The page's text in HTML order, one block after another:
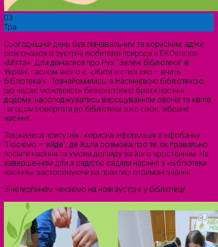
03
Тра
Сьогоднішній день був пізнавальним та корисним, адже
розпочався із зустрічі любителів природи в EKOstation
«М’ята». Діти дізналися про Рух “Зелені бібліотеки” в
Україні, гаслом якого є: «Жити в стилі еко – вчить
бібліотека!». Познайомились із Насіннєвою бібліотекою,
що надає можливість безкоштовно брати насіння
додому, насолоджуватись вирощуванням овочів та квітів
і згодом повертати до бібліотеки вже своє, зібране
насіння.
Зацікавила присутніх і корисна інформація з інфобанку
“Посіємо – зійде”, де йшла розмова про те, як правильно
посіяти насіння та умови догляду за його зростанням. На
завершенням діти з радістю садили насіння з «Бібліотеки
насіння», застосовуючи на практиці отримані знання.
З нетерпінням чекаємо на нові зустрічі у бібліотеці!